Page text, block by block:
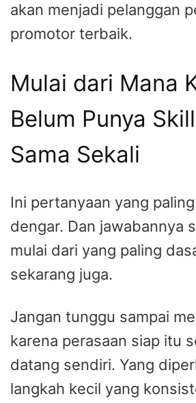
akan menjadi pelanggan
promotor terbaik.
Mulai dari Mana
Belum Punya
Sama Sekali
Ini pertanyaan yang
dengar. Dan jawabannya
mulai dari yang paling
sekarang juga.
Jangan tunggu sampai
karena perasaan siap itu
datang sendiri. Yang
langkah kecil yang